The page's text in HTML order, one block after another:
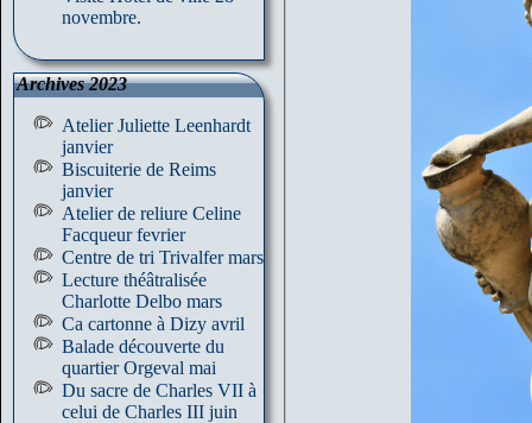
novembre.
Archives 2023
Atelier Juliette Leenhardt
janvier
Biscuiterie de Reims
janvier
Atelier de reliure Celine
Facqueur fevrier
Centre de tri Trivalfer mars
Lecture théâtralisée
Charlotte Delbo mars
Ca cartonne à Dizy avril
Balade découverte du
quartier Orgeval mai
Du sacre de Charles VII à
celui de Charles III juin